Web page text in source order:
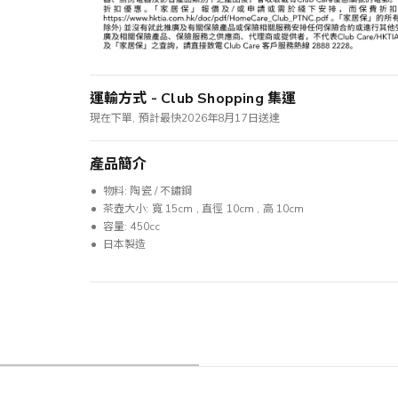
運輸方式 - Club Shopping 集運
現在下單, 預計最快2026年8月17日送達
產品簡介
物料: 陶瓷 / 不鏽鋼
茶壺大小: 寬 15cm , 直徑 10cm , 高 10cm
容量: 450cc
日本製造